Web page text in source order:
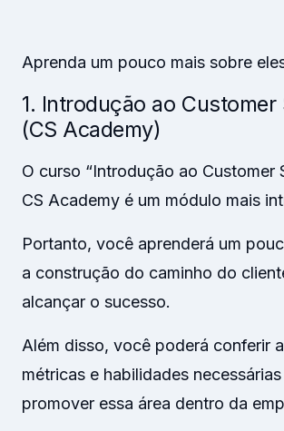
Aprenda um pouco mais sobre
1. Introdução ao Customer
(CS Academy)
O curso “Introdução ao Customer
CS Academy é um módulo mais
Portanto, você aprenderá um
a construção do caminho do
alcançar o sucesso.
Além disso, você poderá conferir
métricas e habilidades
promover essa área dentro da